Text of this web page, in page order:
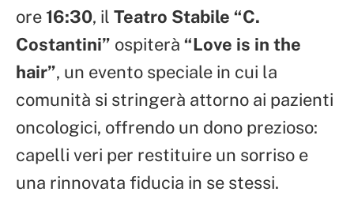
ore 16:30, il Teatro Stabile “C.
Costantini” ospiterà “Love is in the
hair”, un evento speciale in cui la
comunità si stringerà attorno ai pazienti
oncologici, offrendo un dono prezioso:
capelli veri per restituire un sorriso e
una rinnovata fiducia in se stessi.